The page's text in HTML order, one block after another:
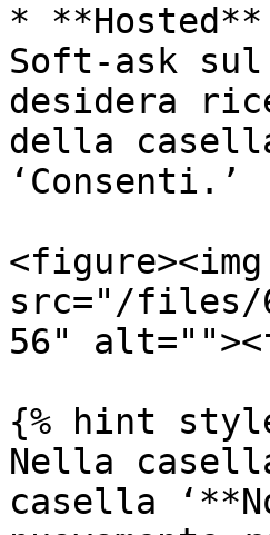
*
Soft-ask
desidera
della
‘Consenti.’
<figure><img
src="/files/
56"
{% hint
Nella
casella